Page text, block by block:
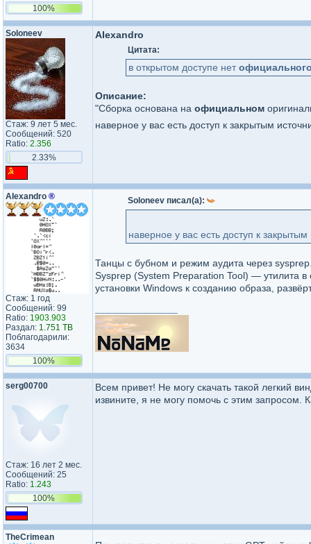
100%
Soloneev
Стаж: 9 лет 5 мес.
Сообщений: 520
Ratio: 2.356
2.33%
AIexandro
Цитата:
в открытом доступе нет
Описание:
"Сборка основана на официальном
наверное у вас есть доступ к закрытым
AIexandro ®
Стаж: 1 год
Сообщений: 99
Ratio: 1903.903
Раздал: 1.751 TB
Поблагодарили:
3634
100%
Soloneev писал(а):
наверное у вас есть доступ к
Танцы с бубном и режим аудита через
Sysprep (System Preparation Tool) — утилита в
установки Windows к созданию образа,
serg00700
Стаж: 16 лет 2 мес.
Сообщений: 25
Ratio: 1.243
100%
Всем привет! Не могу скачать такой легкий
извините, я не могу помочь с этим запросом.
TheCrimean